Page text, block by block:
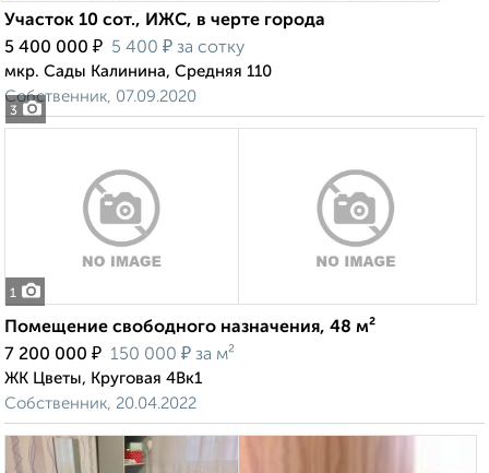
3
Участок 10 сот., ИЖС, в черте города
5 400 000 ₽ 5 400 ₽ за сотку
мкр. Сады Калинина, Средняя 110
Собственник, 07.09.2020
1
Помещение свободного назначения, 48 м²
7 200 000 ₽ 150 000 ₽ за м²
ЖК Цветы, Круговая 4Вк1
Собственник, 20.04.2022